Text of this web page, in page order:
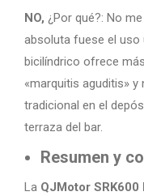
NO, ¿Por qué?: No
absoluta fuese el
bicilíndrico ofrece
«marquitis aguditis»
tradicional en el
terraza del bar.
Resumen y
La QJMotor SRK600